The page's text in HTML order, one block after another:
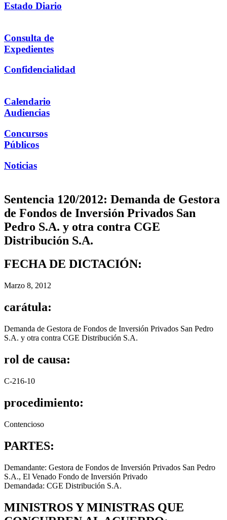
Estado Diario
Consulta de
Expedientes
Confidencialidad
Calendario
Audiencias
Concursos
Públicos
Noticias
Sentencia 120/2012: Demanda de Gestora
de Fondos de Inversión Privados San
Pedro S.A. y otra contra CGE
Distribución S.A.
FECHA DE DICTACIÓN:
Marzo 8, 2012
carátula:
Demanda de Gestora de Fondos de Inversión Privados San Pedro
S.A. y otra contra CGE Distribución S.A.
rol de causa:
C-216-10
procedimiento:
Contencioso
PARTES:
Demandante: Gestora de Fondos de Inversión Privados San Pedro
S.A., El Venado Fondo de Inversión Privado
Demandada: CGE Distribución S.A.
MINISTROS Y MINISTRAS QUE